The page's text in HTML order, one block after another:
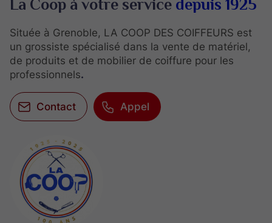
La Coop à votre service depuis 1925
Située à Grenoble, LA COOP DES COIFFEURS est
un grossiste spécialisé dans la vente de matériel,
de produits et de mobilier de coiffure pour les
professionnels.
Contact Appel